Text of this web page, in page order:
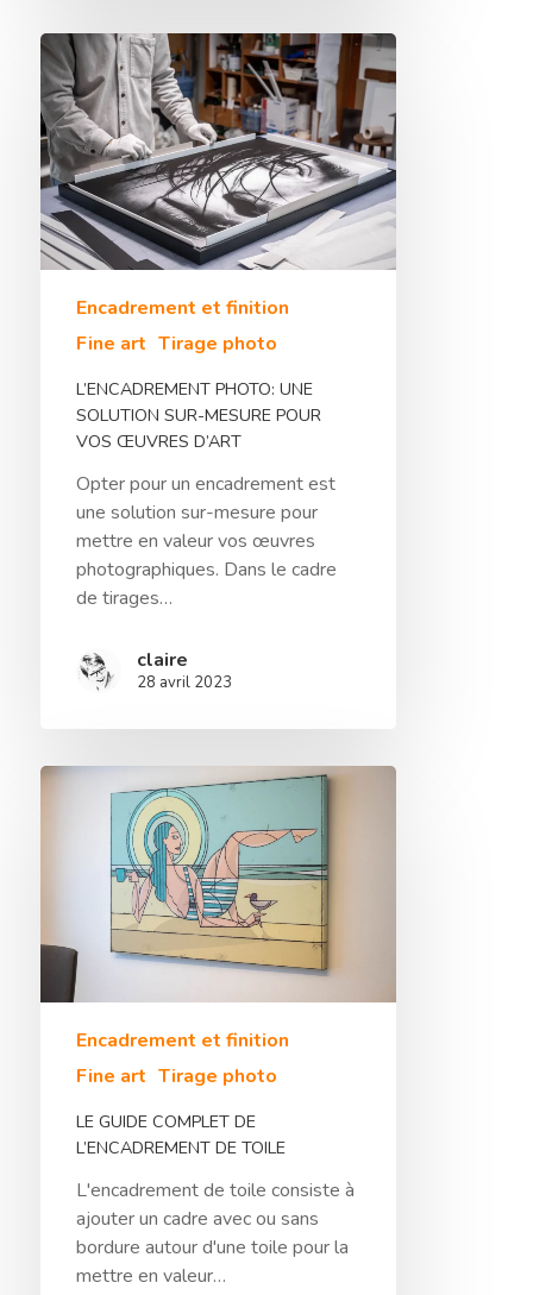
Encadrement et finition
Fine art Tirage photo
L’ENCADREMENT PHOTO: UNE
SOLUTION SUR-MESURE POUR
VOS ŒUVRES D’ART
Opter pour un encadrement est
une solution sur-mesure pour
mettre en valeur vos œuvres
photographiques. Dans le cadre
de tirages…
claire
28 avril 2023
Encadrement et finition
Fine art Tirage photo
LE GUIDE COMPLET DE
L’ENCADREMENT DE TOILE
L'encadrement de toile consiste à
ajouter un cadre avec ou sans
bordure autour d'une toile pour la
mettre en valeur…